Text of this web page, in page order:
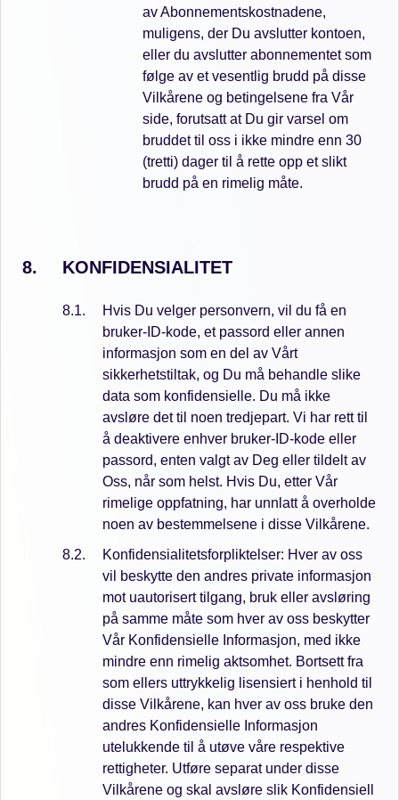
av Abonnementskostnadene,
muligens, der Du avslutter kontoen,
eller du avslutter abonnementet som
følge av et vesentlig brudd på disse
Vilkårene og betingelsene fra Vår
side, forutsatt at Du gir varsel om
bruddet til oss i ikke mindre enn 30
(tretti) dager til å rette opp et slikt
brudd på en rimelig måte.
KONFIDENSIALITET
Hvis Du velger personvern, vil du få en
bruker-ID-kode, et passord eller annen
informasjon som en del av Vårt
sikkerhetstiltak, og Du må behandle slike
data som konfidensielle. Du må ikke
avsløre det til noen tredjepart. Vi har rett til
å deaktivere enhver bruker-ID-kode eller
passord, enten valgt av Deg eller tildelt av
Oss, når som helst. Hvis Du, etter Vår
rimelige oppfatning, har unnlatt å overholde
noen av bestemmelsene i disse Vilkårene.
Konfidensialitetsforpliktelser: Hver av oss
vil beskytte den andres private informasjon
mot uautorisert tilgang, bruk eller avsløring
på samme måte som hver av oss beskytter
Vår Konfidensielle Informasjon, med ikke
mindre enn rimelig aktsomhet. Bortsett fra
som ellers uttrykkelig lisensiert i henhold til
disse Vilkårene, kan hver av oss bruke den
andres Konfidensielle Informasjon
utelukkende til å utøve våre respektive
rettigheter. Utføre separat under disse
Vilkårene og skal avsløre slik Konfidensiell